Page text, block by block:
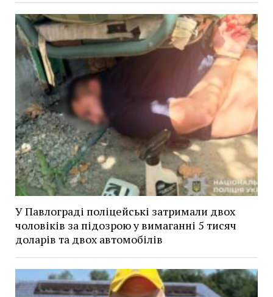
У Павлограді поліцейські затримали двох
чоловіків за підозрою у вимаганні 5 тисяч
доларів та двох автомобілів